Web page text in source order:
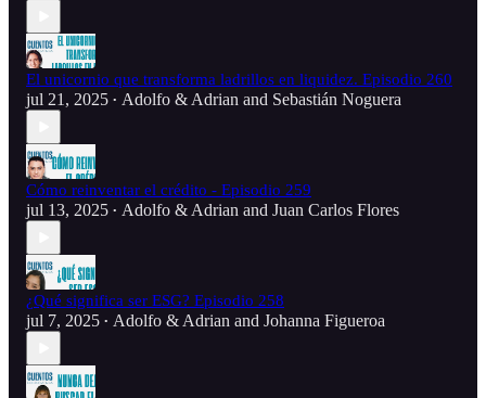
El unicornio que transforma ladrillos en liquidez. Episodio 260
jul 21, 2025 • Adolfo & Adrian and Sebastián Noguera
Cómo reinventar el crédito - Episodio 259
jul 13, 2025 • Adolfo & Adrian and Juan Carlos Flores
¿Qué significa ser ESG? Episodio 258
jul 7, 2025 • Adolfo & Adrian and Johanna Figueroa